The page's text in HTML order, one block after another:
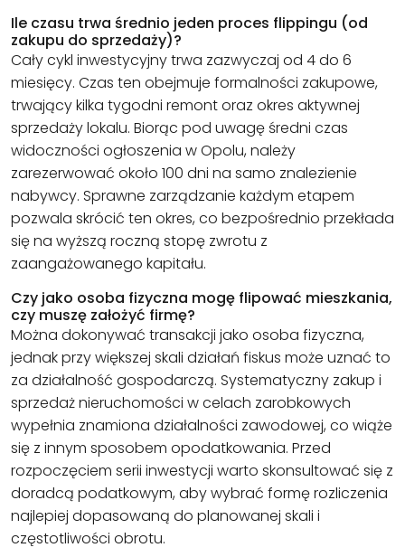
Ile czasu trwa średnio jeden proces flippingu (od
zakupu do sprzedaży)?
Cały cykl inwestycyjny trwa zazwyczaj od 4 do 6
miesięcy. Czas ten obejmuje formalności zakupowe,
trwający kilka tygodni remont oraz okres aktywnej
sprzedaży lokalu. Biorąc pod uwagę średni czas
widoczności ogłoszenia w Opolu, należy
zarezerwować około 100 dni na samo znalezienie
nabywcy. Sprawne zarządzanie każdym etapem
pozwala skrócić ten okres, co bezpośrednio przekłada
się na wyższą roczną stopę zwrotu z
zaangażowanego kapitału.
Czy jako osoba fizyczna mogę flipować mieszkania,
czy muszę założyć firmę?
Można dokonywać transakcji jako osoba fizyczna,
jednak przy większej skali działań fiskus może uznać to
za działalność gospodarczą. Systematyczny zakup i
sprzedaż nieruchomości w celach zarobkowych
wypełnia znamiona działalności zawodowej, co wiąże
się z innym sposobem opodatkowania. Przed
rozpoczęciem serii inwestycji warto skonsultować się z
doradcą podatkowym, aby wybrać formę rozliczenia
najlepiej dopasowaną do planowanej skali i
częstotliwości obrotu.